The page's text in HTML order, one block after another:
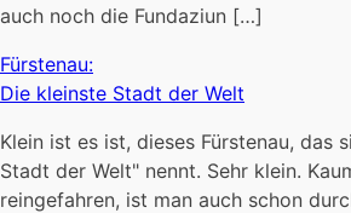
auch noch die Fundaziun […]
Fürstenau:
Die kleinste Stadt der Welt
Klein ist es ist, dieses Fürstenau, das
Stadt der Welt" nennt. Sehr klein.
reingefahren, ist man auch schon